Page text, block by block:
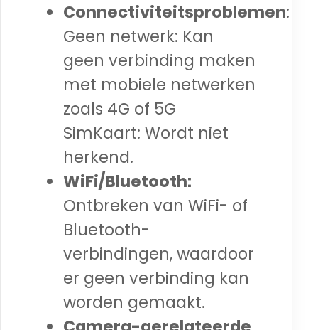
Connectiviteitsproblemen:
Geen netwerk: Kan
geen verbinding maken
met mobiele netwerken
zoals 4G of 5G
SimKaart: Wordt niet
herkend.
WiFi/Bluetooth:
Ontbreken van WiFi- of
Bluetooth-
verbindingen, waardoor
er geen verbinding kan
worden gemaakt.